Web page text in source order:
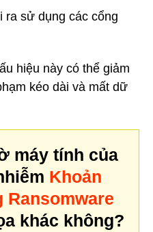
sử dụng các cổng
hiệu này có thể giảm
kéo dài và mất dữ
máy tính của
Khoản
Ransomware
khác không?